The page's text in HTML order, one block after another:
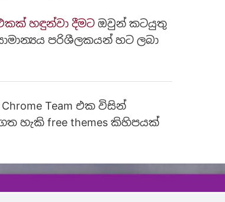
හඳුන්වා දීමට ඔවුන් කටයුතු
පරිශීලකයන් හට ලබා
Team එක විසින්
හැකි free themes කිහිපයක්